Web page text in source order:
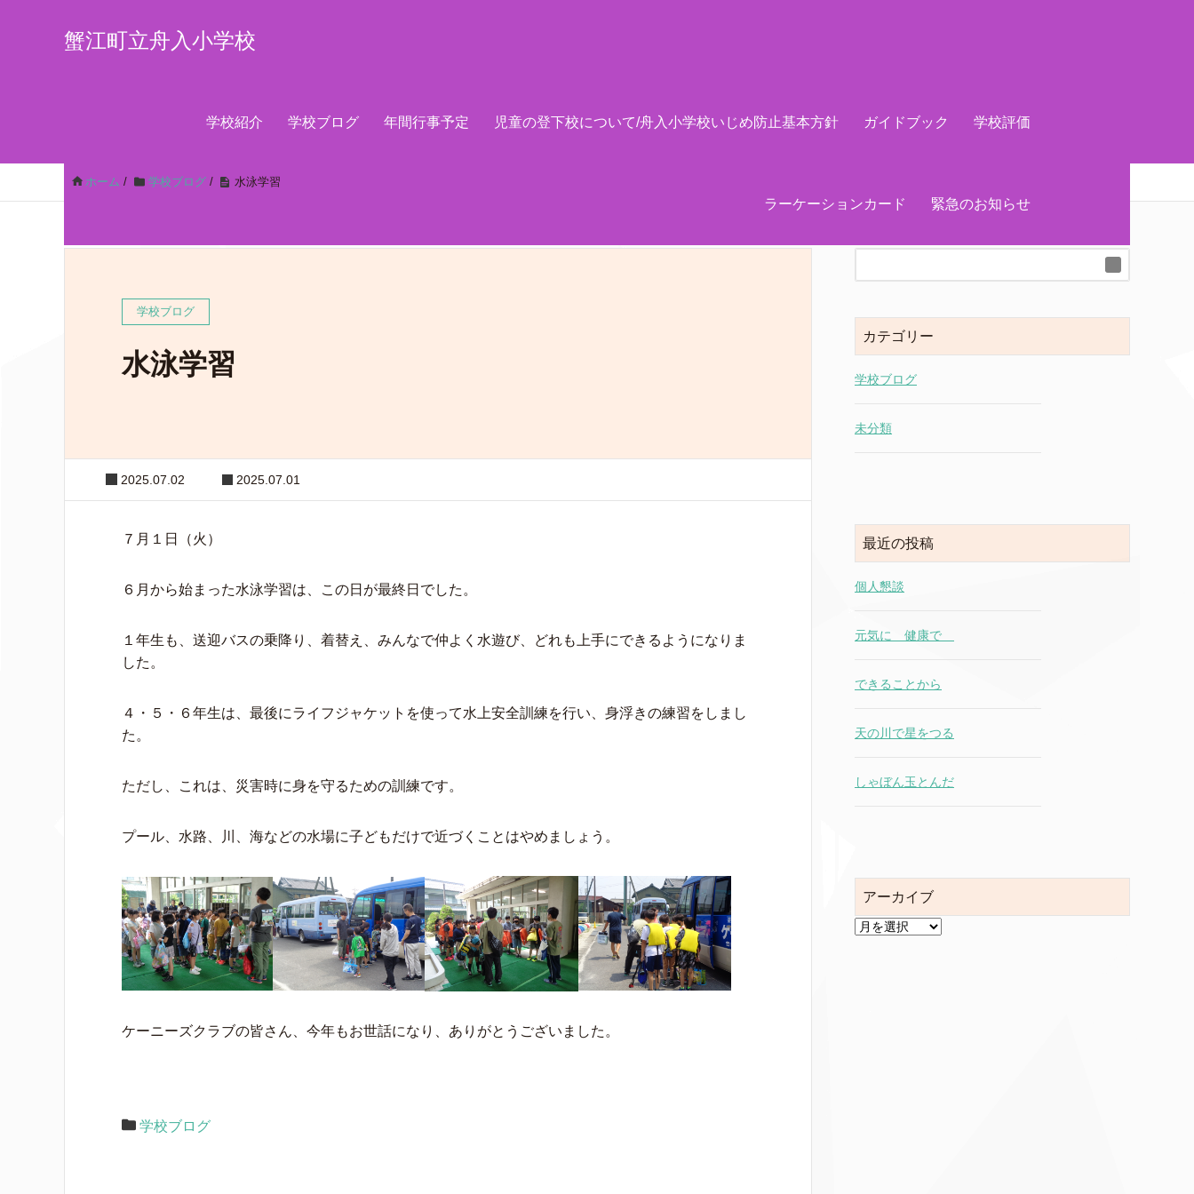
蟹江町立舟入小学校
学校紹介 学校ブログ 年間行事予定 児童の登下校について/舟入小学校いじめ防止基本方針 ガイドブック 学校評価
ラーケーションカード 緊急のお知らせ
ホーム / 学校ブログ / 水泳学習
学校ブログ
水泳学習
2025.07.02 2025.07.01
７月１日（火）
６月から始まった水泳学習は、この日が最終日でした。
１年生も、送迎バスの乗降り、着替え、みんなで仲よく水遊び、どれも上手にできるようになりま
した。
４・５・６年生は、最後にライフジャケットを使って水上安全訓練を行い、身浮きの練習をしまし
た。
ただし、これは、災害時に身を守るための訓練です。
プール、水路、川、海などの水場に子どもだけで近づくことはやめましょう。
ケーニーズクラブの皆さん、今年もお世話になり、ありがとうございました。
学校ブログ
カテゴリー
学校ブログ
未分類
最近の投稿
個人懇談
元気に 健康で
できることから
天の川で星をつる
しゃぼん玉とんだ
アーカイブ
ア